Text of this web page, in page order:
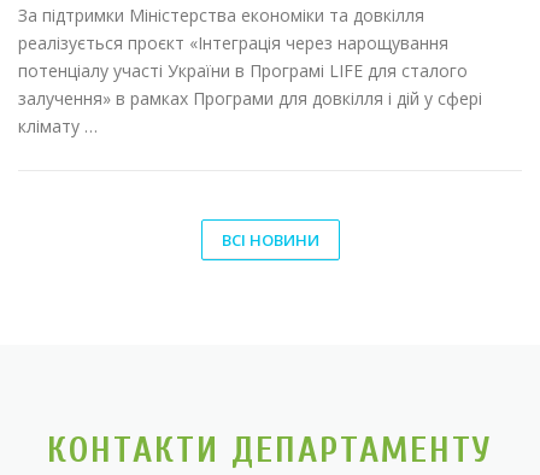
За підтримки Міністерства економіки та довкілля
реалізується проєкт «Інтеграція через нарощування
потенціалу участі України в Програмі LIFE для сталого
залучення» в рамках Програми для довкілля і дій у сфері
клімату …
ВСІ НОВИНИ
КОНТАКТИ ДЕПАРТАМЕНТУ